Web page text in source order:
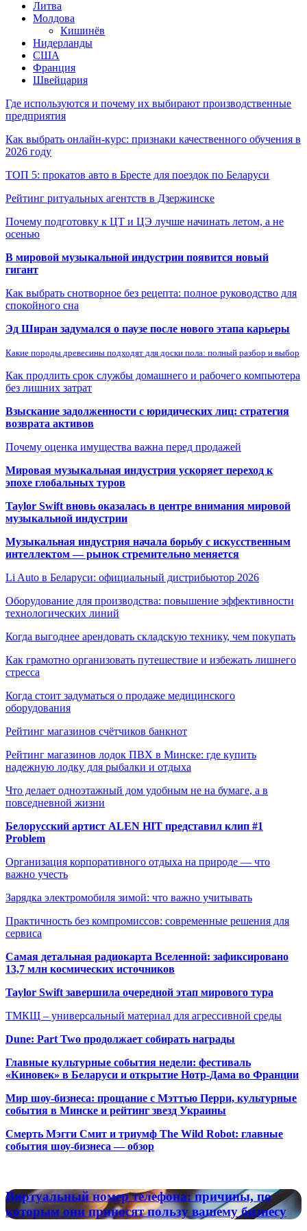
Литва
Молдова
Кишинёв
Нидерланды
США
Франция
Швейцария
Где используются и почему их выбирают производственные
предприятия
Как выбрать онлайн-курс: признаки качественного обучения в
2026 году
ТОП 5: прокатов авто в Бресте для поездок по Беларуси
Рейтинг ритуальных агентств в Дзержинске
Почему подготовку к ЦТ и ЦЭ лучше начинать летом, а не
осенью
В мировой музыкальной индустрии появится новый
гигант
Как выбрать снотворное без рецепта: полное руководство для
спокойного сна
Эд Ширан задумался о паузе после нового этапа карьеры
Какие породы древесины подходят для доски пола: полный разбор и выбор
Как продлить срок службы домашнего и рабочего компьютера
без лишних затрат
Взыскание задолженности с юридических лиц: стратегия
возврата активов
Почему оценка имущества важна перед продажей
Мировая музыкальная индустрия ускоряет переход к
эпохе глобальных туров
Taylor Swift вновь оказалась в центре внимания мировой
музыкальной индустрии
Музыкальная индустрия начала борьбу с искусственным
интеллектом — рынок стремительно меняется
Li Auto в Беларуси: официальный дистрибьютор 2026
Оборудование для производства: повышение эффективности
технологических линий
Когда выгоднее арендовать складскую технику, чем покупать
Как грамотно организовать путешествие и избежать лишнего
стресса
Когда стоит задуматься о продаже медицинского
оборудования
Рейтинг магазинов счётчиков банкнот
Рейтинг магазинов лодок ПВХ в Минске: где купить
надежную лодку для рыбалки и отдыха
Что делает одноэтажный дом удобным не на бумаге, а в
повседневной жизни
Белорусский артист ALEN HIT представил клип #1
Problem
Организация корпоративного отдыха на природе — что
важно учесть
Зарядка электромобиля зимой: что важно учитывать
Практичность без компромиссов: современные решения для
сервиса
Самая детальная радиокарта Вселенной: зафиксировано
13,7 млн космических источников
Taylor Swift завершила очередной этап мирового тура
ТМКЩ – универсальный материал для агрессивной среды
Dune: Part Two продолжает собирать награды
Главные культурные события недели: фестиваль
«Киновек» в Беларуси и открытие Нотр-Дама во Франции
Мир шоу-бизнеса: прощание с Мэттью Перри, культурные
события в Минске и рейтинг звезд Украины
Смерть Мэгги Смит и триумф The Wild Robot: главные
события шоу-бизнеса — обзор
Виртуальный
номер
телефона:
Виртуальный номер телефона: причины, по
которым они приносят пользу вашему бизнесу